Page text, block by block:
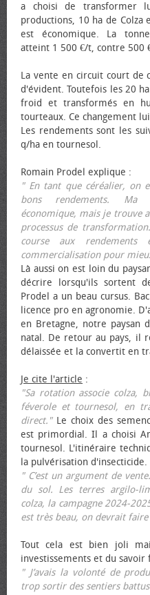
a choisi de transformer
productions, 10 ha de
est économique. La
atteint 1 500 €/t, contre 500
La vente en circuit court de
d'évident. Toutefois les 20
froid et transformés en
tourteaux. Ce changement
Les rendements sont les
q/ha en tournesol.
Romain Prodel explique :
" En tant que céréalier, on
bons rendements. Ma
économique, mais je trouve
processus de
course aux
commercialisation pour
Là aussi on est loin du
décrire lorsqu'ils sortent
Prodel a un beau cursus.
licence pro en agronomie.
en Bretagne, notre paysan
natal. De retour au pays, il
délaissée et la convertit en
Je cite l'article :
"Sa rotation associe colza,
féverole et tournesol, en
direct."Le choix des
est primordial. Il a choisi
tournesol. L'itinéraire
la pulvérisation d'insecticide.
" C’est un argument de
du sol. Les terres argilo-
colza, la campagne 2024-
est très beau, on devrait
Tout cela est bien joli
investissements et du savoir
" J’avais la volonté de
trop sortir des sentiers